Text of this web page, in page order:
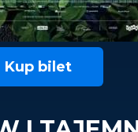
Kup bilet